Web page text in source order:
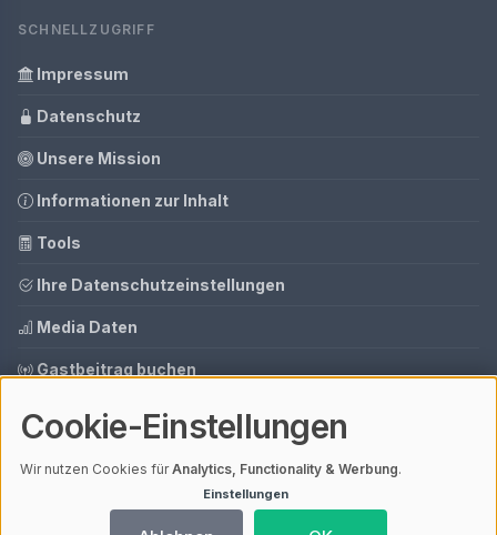
SCHNELLZUGRIFF
Impressum
Datenschutz
Unsere Mission
Informationen zur Inhalt
Tools
Ihre Datenschutzeinstellungen
Media Daten
Gastbeitrag buchen
Mit einemⓘ Affiliate-Linkgekennzeichnete Links unterstützen unsere
Arbeit – ohne Mehrkosten für dich. Als Amazon-Partner verdiene ich an
qualifizierten Verkäufen.
Cookie-Einstellungen
Wir nutzen Cookies fürAnalytics, Functionality & Werbung.
Einstellungen